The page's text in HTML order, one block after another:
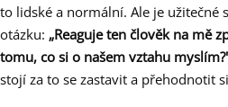
to lidské a normální. Ale je užitečné
otázku: „Reaguje ten člověk na mě
tomu, co si o našem vztahu
stojí za to se zastavit a přehodnotit